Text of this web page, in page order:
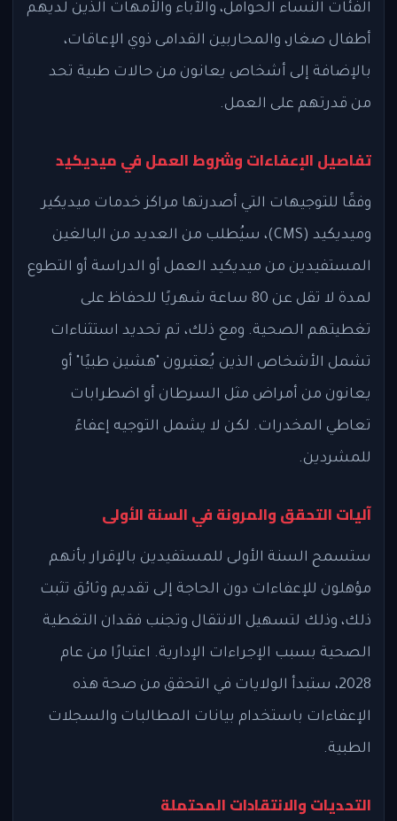
الفئات النساء الحوامل، والآباء والأمهات الذين لديهم
أطفال صغار، والمحاربين القدامى ذوي الإعاقات،
بالإضافة إلى أشخاص يعانون من حالات طبية تحد
من قدرتهم على العمل.
تفاصيل الإعفاءات وشروط العمل في ميديكيد
وفقًا للتوجيهات التي أصدرتها مراكز خدمات ميديكير
وميديكيد (CMS)، سيُطلب من العديد من البالغين
المستفيدين من ميديكيد العمل أو الدراسة أو التطوع
لمدة لا تقل عن 80 ساعة شهريًا للحفاظ على
تغطيتهم الصحية. ومع ذلك، تم تحديد استثناءات
تشمل الأشخاص الذين يُعتبرون "هشين طبيًا" أو
يعانون من أمراض مثل السرطان أو اضطرابات
تعاطي المخدرات. لكن لا يشمل التوجيه إعفاءً
للمشردين.
آليات التحقق والمرونة في السنة الأولى
ستسمح السنة الأولى للمستفيدين بالإقرار بأنهم
مؤهلون للإعفاءات دون الحاجة إلى تقديم وثائق تثبت
ذلك، وذلك لتسهيل الانتقال وتجنب فقدان التغطية
الصحية بسبب الإجراءات الإدارية. اعتبارًا من عام
2028، ستبدأ الولايات في التحقق من صحة هذه
الإعفاءات باستخدام بيانات المطالبات والسجلات
الطبية.
التحديات والانتقادات المحتملة